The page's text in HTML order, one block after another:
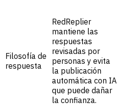
Filosofía de
respuesta
RedReplier
mantiene las
respuestas
revisadas por
personas y evita
la publicación
automática con IA
que puede dañar
la confianza.